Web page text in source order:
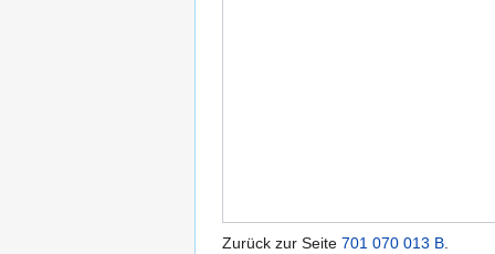
Zurück zur Seite 701 070 013 B.